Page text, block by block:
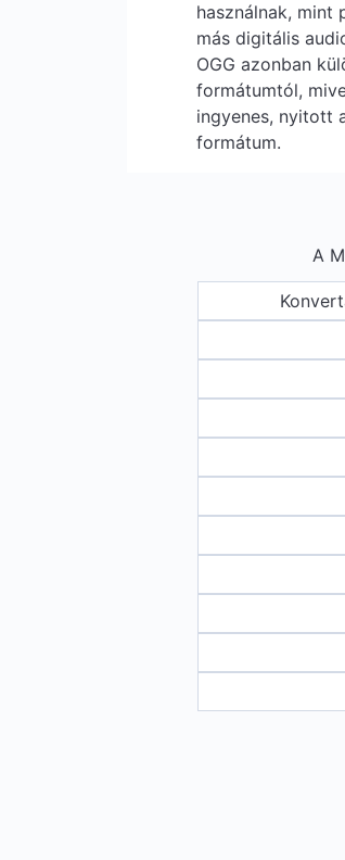
használnak, mint
más digitális
OGG azonban
formátumtól,
ingyenes, nyitott
formátum.
A